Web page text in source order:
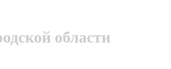
области